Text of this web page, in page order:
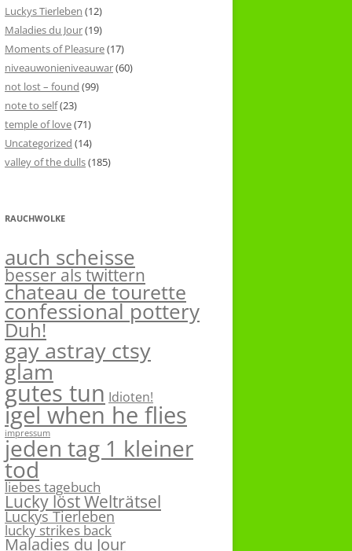
Luckys Tierleben (12)
Maladies du Jour(19)
Moments of Pleasure(17)
niveauwonieniveauwar(60)
not lost – found (99)
note to self(23)
temple of love(71)
Uncategorized (14)
valley of the dulls(185)
RAUCHWOLKE
auch scheisse
besser als twittern
chateau de tourette
confessional pottery
Duh!
gay astray ctsy
glam
gutes tun Idioten!
igel when he flies
impressum
jeden tag 1 kleiner
tod
liebes tagebuch
Lucky löst Welträtsel
Luckys Tierleben
lucky strikes back
Maladies du Jour